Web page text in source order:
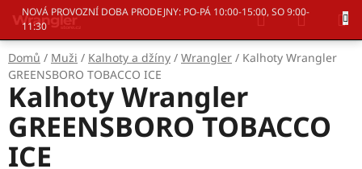
Přejít
obsah
NOVÁ PROVOZNÍ DOBA PRODEJNY: PO-PÁ 10:00-15:00, SO 9:00-
11:30
Hledat
KOŠÍK
Domů / Muži / Kalhoty a džíny / Wrangler / Kalhoty Wrangler
GREENSBORO TOBACCO ICE
Kalhoty Wrangler
GREENSBORO TOBACCO
ICE